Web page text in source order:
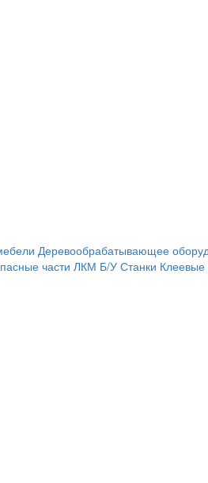
Деревообрабатывающее
части ЛКМ Б/У Станки